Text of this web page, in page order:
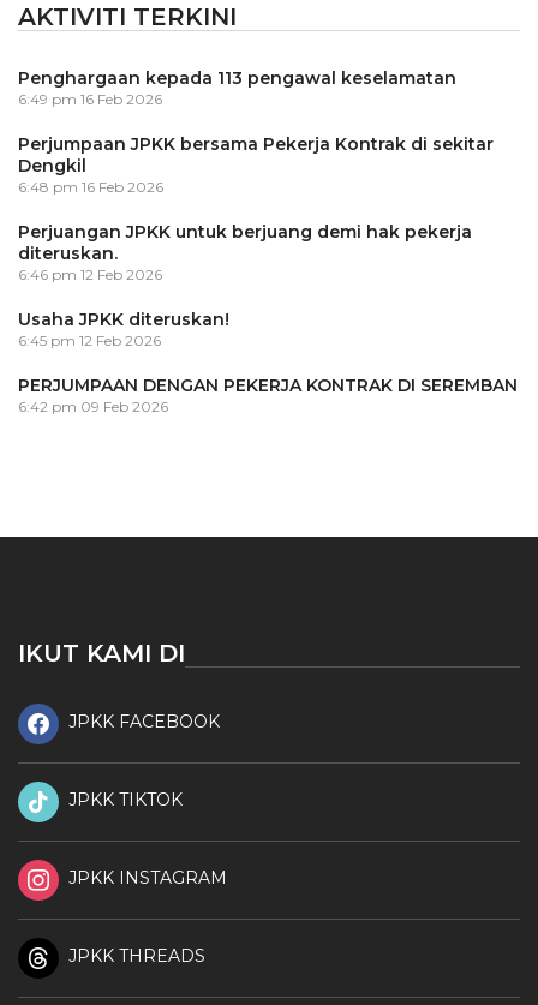
AKTIVITI TERKINI
Penghargaan kepada 113 pengawal keselamatan
6:49 pm 16 Feb 2026
Perjumpaan JPKK bersama Pekerja Kontrak di sekitar
Dengkil
6:48 pm 16 Feb 2026
Perjuangan JPKK untuk berjuang demi hak pekerja
diteruskan.
6:46 pm 12 Feb 2026
Usaha JPKK diteruskan!
6:45 pm 12 Feb 2026
PERJUMPAAN DENGAN PEKERJA KONTRAK DI SEREMBAN
6:42 pm 09 Feb 2026
IKUT KAMI DI
JPKK FACEBOOK
JPKK TIKTOK
JPKK INSTAGRAM
JPKK THREADS